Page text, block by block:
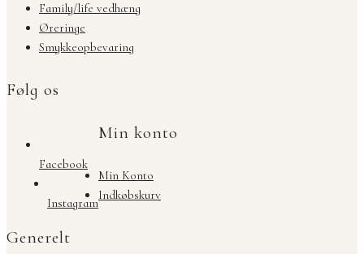
Family/life vedhæng
Øreringe
Smykkeopbevaring
Følg os
Facebook
Instagram
Min konto
Min Konto
Indkøbskurv
Generelt